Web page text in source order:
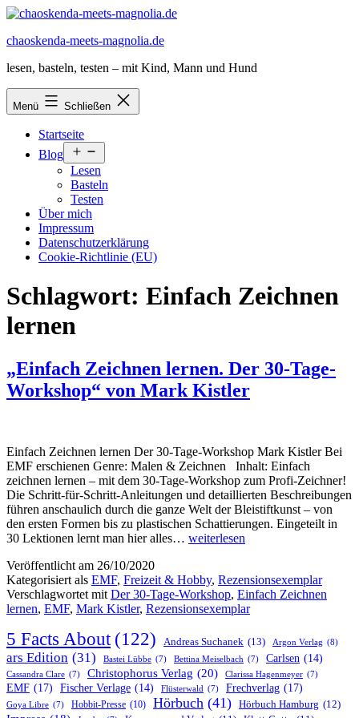
Zum
springen
chaoskenda-meets-magnolia.de
lesen, basteln, testen – mit Kind, Mann und Hund
Menü Schließen
Startseite
Blog
öffnen
Lesen
Basteln
Testen
Über mich
Impressum
Datenschutzerklärung
Cookie-Richtlinie (EU)
Schlagwort: Einfach Zeichnen
lernen
„Einfach Zeichnen lernen. Der 30-Tage-
Workshop“ von Mark Kistler
Einfach Zeichnen lernen Der 30-Tage-Workshop Mark Kistler Bei
EMF erschienen Genre: Malen & Zeichnen Inhalt: Einfach
zeichnen lernen – mit dem 30-Tage-Workshop zum Profi-Zeichner!
Die Schritt-für-Schritt-Anleitungen und detaillierten Beschreibungen
führen anschaulich durch die ganze Welt der Bleistiftkunst – von
den ersten Formen bis zu plastischen Schattierungen. Eingeteilt in
30 Lektionen lernt man hier alles… „Einfach
Der
30-
Tage-
von
Mark
Kistler
weiterlesen
Veröffentlicht am 26/10/2020
Kategorisiert als EMF, Freizeit & Hobby, Rezensionsexemplar
Verschlagwortet mit Der 30-Tage-Workshop, Einfach Zeichnen
lernen, EMF, Mark Kistler, Rezensionsexemplar
5 Facts About (122) Andreas Suchanek (13) Argon Verlag (8)
ars Edition (31) Bastei Lübbe (7) Bettina Meiselbach (7) Carlsen (14)
Cassandra Clare (7) Christophorus Verlag (20) Clarissa Hagenmeyer (7)
EMF (17) Fischer Verlage (14) Flüsterwald (7) Frechverlag (17)
Goya Libre (7) Hobbit-Presse (10) Hörbuch (41) Hörbuch Hamburg (12)